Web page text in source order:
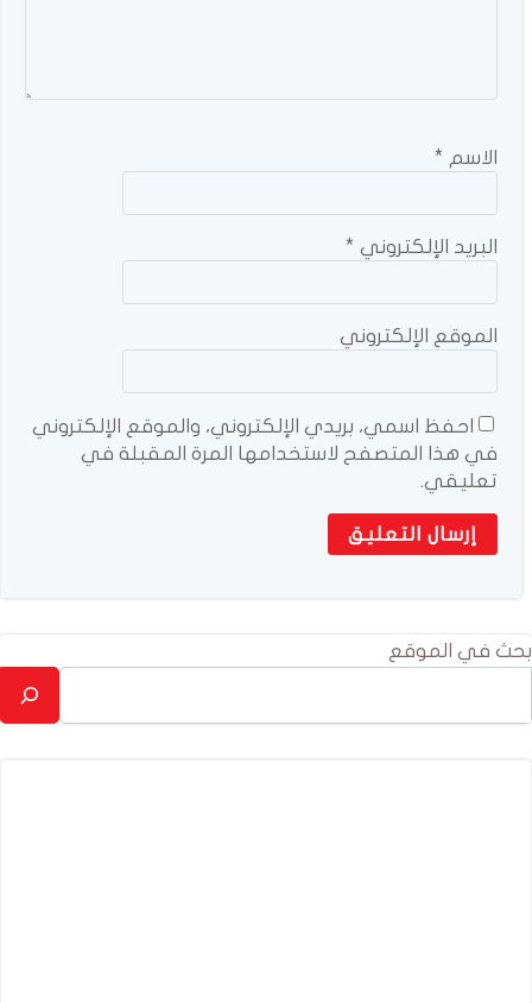
الاسم *
البريد الإلكتروني *
الموقع الإلكتروني
احفظ اسمي، بريدي الإلكتروني، والموقع الإلكتروني
في هذا المتصفح لاستخدامها المرة المقبلة في
تعليقي.
بحث في الموقع